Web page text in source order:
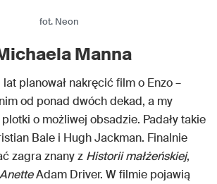
fot. Neon
Manna
planował nakręcić film o Enzo –
od ponad dwóch dekad, a my
o możliwej obsadzie. Padały takie
Bale i Hugh Jackman. Finalnie
zagra znany z Historii małżeńskiej,
AnetteAdam Driver. W filmie pojawią